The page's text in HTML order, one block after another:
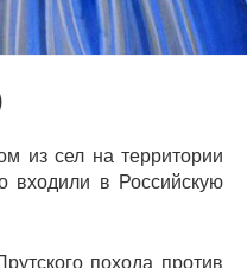
из сел на территории
входили в Российскую
похода против